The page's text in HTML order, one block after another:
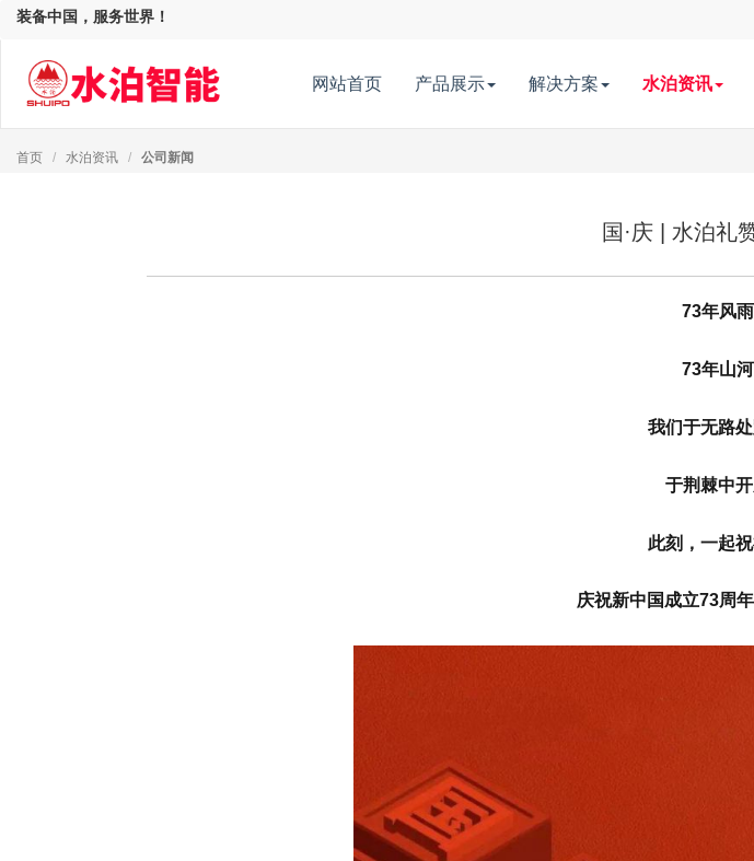
装备中国，服务世界！
网站首页 产品展示 解决方案 水泊资讯
首页 / 水泊资讯 / 公司新闻
国·庆 | 水泊礼
73年风
73年山
我们于无路
于荆棘中
此刻，一起祝
庆祝新中国成立73周